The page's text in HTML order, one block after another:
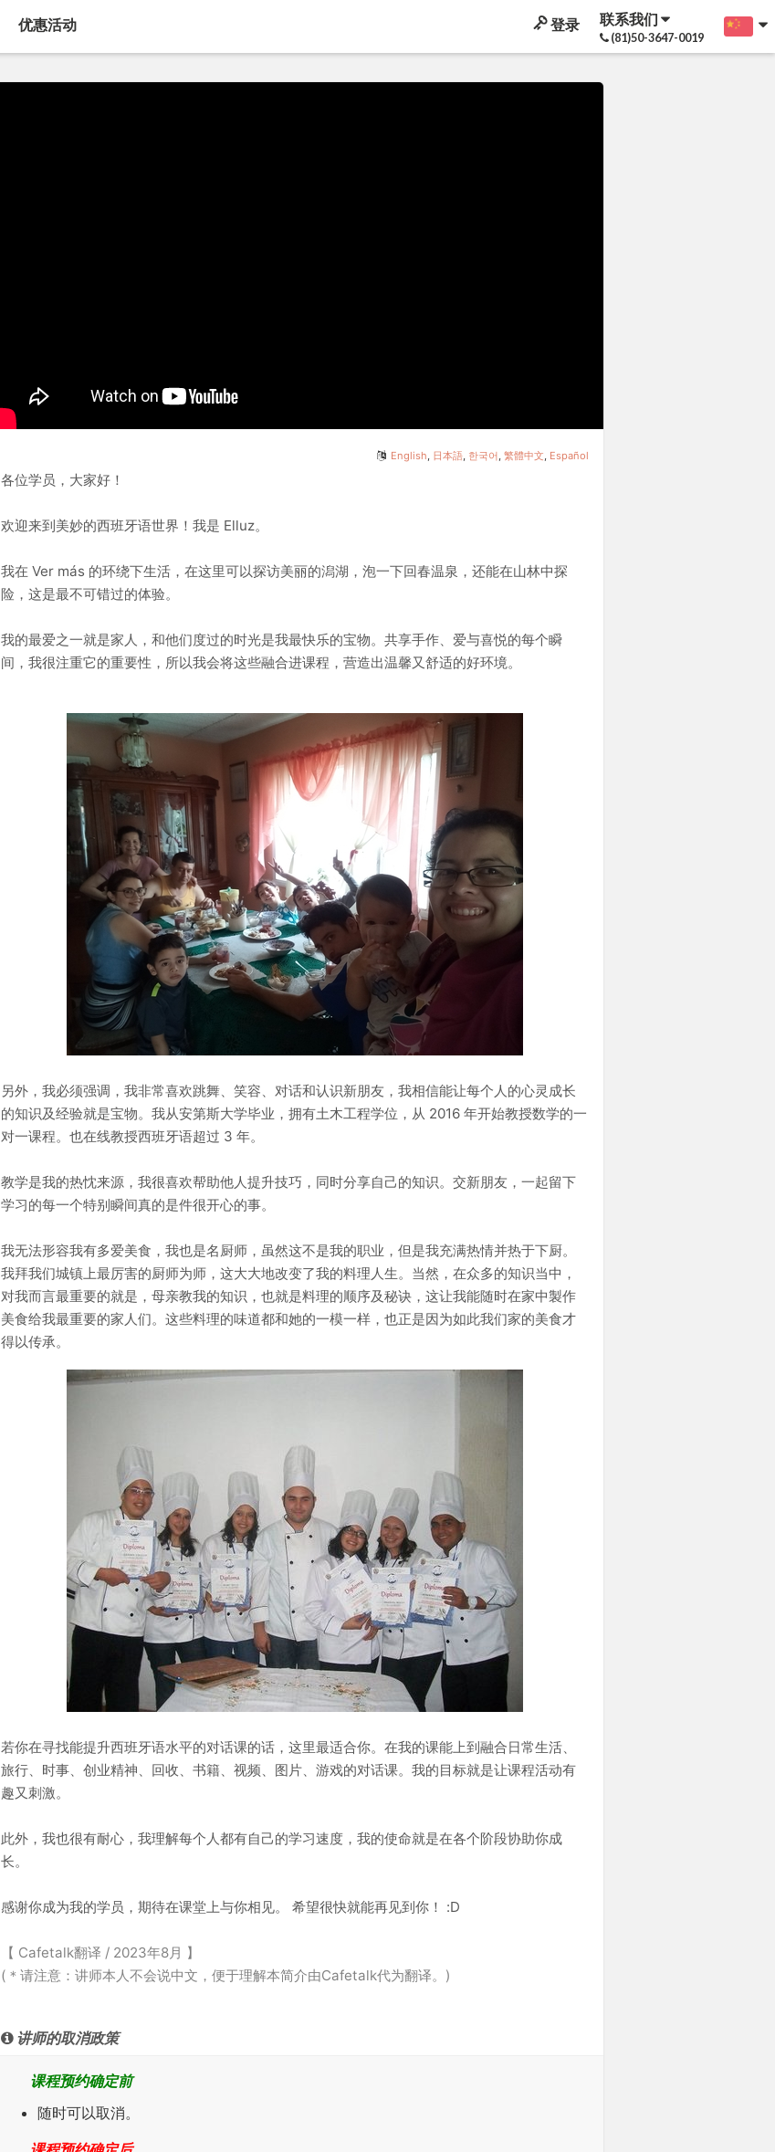
优惠活动 登录 联系我们
(81)50-3647-0019
English, 日本語, 한국어, 繁體中文, Español
各位学员，大家好！
欢迎来到美妙的西班牙语世界！我是 Elluz。
我在 Ver más 的环绕下生活，在这里可以探访美丽的潟湖，泡一下回春温泉，还能在山林中探
险，这是最不可错过的体验。
我的最爱之一就是家人，和他们度过的时光是我最快乐的宝物。共享手作、爱与喜悦的每个瞬
间，我很注重它的重要性，所以我会将这些融合进课程，营造出温馨又舒适的好环境。
另外，我必须强调，我非常喜欢跳舞、笑容、对话和认识新朋友，我相信能让每个人的心灵成长
的知识及经验就是宝物。我从安第斯大学毕业，拥有土木工程学位，从 2016 年开始教授数学的一
对一课程。也在线教授西班牙语超过 3 年。
教学是我的热忱来源，我很喜欢帮助他人提升技巧，同时分享自己的知识。交新朋友，一起留下
学习的每一个特别瞬间真的是件很开心的事。
我无法形容我有多爱美食，我也是名厨师，虽然这不是我的职业，但是我充满热情并热于下厨。
我拜我们城镇上最厉害的厨师为师，这大大地改变了我的料理人生。当然，在众多的知识当中，
对我而言最重要的就是，母亲教我的知识，也就是料理的顺序及秘诀，这让我能随时在家中製作
美食给我最重要的家人们。这些料理的味道都和她的一模一样，也正是因为如此我们家的美食才
得以传承。
若你在寻找能提升西班牙语水平的对话课的话，这里最适合你。在我的课能上到融合日常生活、
旅行、时事、创业精神、回收、书籍、视频、图片、游戏的对话课。我的目标就是让课程活动有
趣又刺激。
此外，我也很有耐心，我理解每个人都有自己的学习速度，我的使命就是在各个阶段协助你成
长。
感谢你成为我的学员，期待在课堂上与你相见。 希望很快就能再见到你！ :D
【 Cafetalk翻译 / 2023年8月 】
(＊请注意：讲师本人不会说中文，便于理解本简介由Cafetalk代为翻译。)
讲师的取消政策
课程预约确定前
随时可以取消。
课程预约确定后